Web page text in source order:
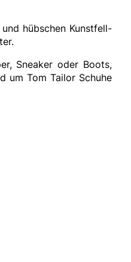
hübschen Kunstfell-
Sneaker oder Boots,
um Tom Tailor Schuhe